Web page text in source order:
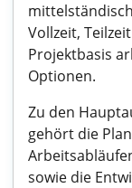
Vollzeit,
Projektbasis
Optionen.
Zu den
gehört die
sowie die